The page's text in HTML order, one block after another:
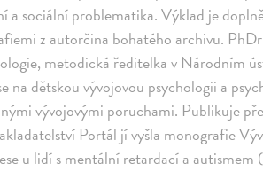
a sociální problematika. Výklad je
z autorčina bohatého archivu.
metodická ředitelka v Národním
na dětskou vývojovou psychologii a
vývojovými poruchami. Publikuje
Portál jí vyšla monografie
u lidí s mentální retardací a